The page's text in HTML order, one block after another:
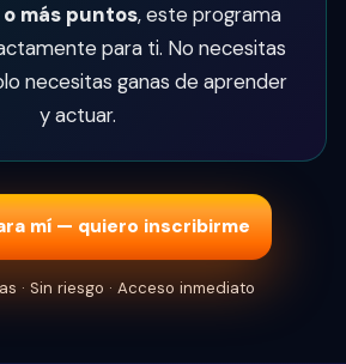
o más puntos, este programa
para ti. No necesitas
necesitas ganas de aprender
y actuar.
mí — quiero inscribirme
· Sin riesgo · Acceso inmediato